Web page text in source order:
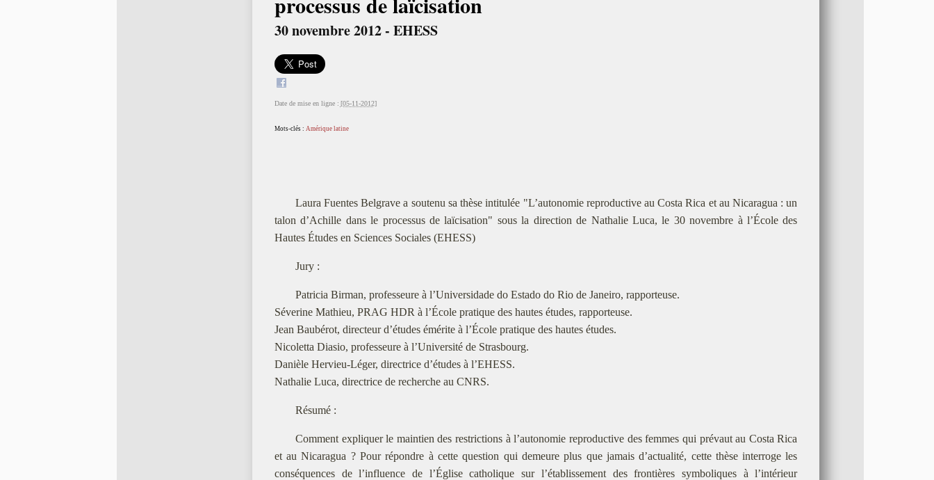
30 novembre 2012 - EHESS
Date de mise en ligne : [05-11-2012]
Mots-clés : Amérique latine
Laura Fuentes Belgrave a soutenu sa thèse intitulée "L’autonomie reproductive au Costa Rica et au Nicaragua : un
talon d’Achille dans le processus de laïcisation" sous la direction de Nathalie Luca, le 30 novembre à l’École des
Hautes Études en Sciences Sociales (EHESS)
Jury :
Patricia Birman, professeure à l’Universidade do Estado do Rio de Janeiro, rapporteuse.
Séverine Mathieu, PRAG HDR à l’École pratique des hautes études, rapporteuse.
Jean Baubérot, directeur d’études émérite à l’École pratique des hautes études.
Nicoletta Diasio, professeure à l’Université de Strasbourg.
Danièle Hervieu-Léger, directrice d’études à l’EHESS.
Nathalie Luca, directrice de recherche au CNRS.
Résumé :
Comment expliquer le maintien des restrictions à l’autonomie reproductive des femmes qui prévaut au Costa Rica
et au Nicaragua ? Pour répondre à cette question qui demeure plus que jamais d’actualité, cette thèse interroge les
conséquences de l’influence de l’Église catholique sur l’établissement des frontières symboliques à l’intérieur